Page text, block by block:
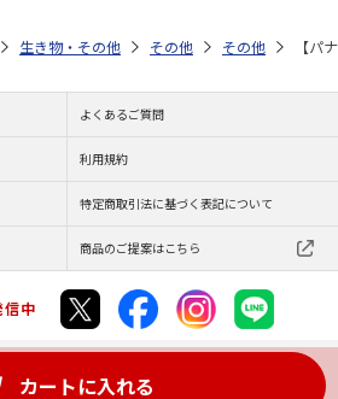
カートに入れる
生き物・その他 その他 その他 【パ
よくあるご質問
利用規約
特定商取引法に基づく表記について
商品のご提案はこちら
中